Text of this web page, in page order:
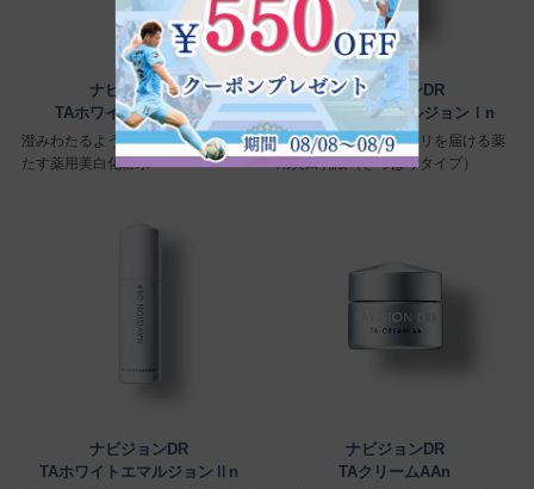
ナビジョンDR
TAホワイトローションn
澄みわたるようなみずみずしさで満
たす 薬用美白化粧水
ナビジョンDR
TAホワイトエマルジョンⅠn
肌にふっくらとしたハリを届ける薬
用美白乳液（さっぱりタイプ）
ナビジョンDR
TAホワイトエマルジョンⅡn
ナビジョンDR
TAクリームAAn